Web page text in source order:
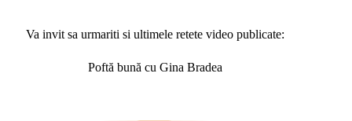
Va invit sa urmariti si ultimele retete video publicate:
Poftă bună cu Gina Bradea